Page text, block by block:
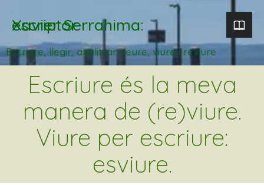
Xavier Serrahima: escriptor
Escriure, llegir, analitzar. veure, viure i reviure
Escriure és la meva
manera de (re)viure.
Viure per escriure:
esviure.